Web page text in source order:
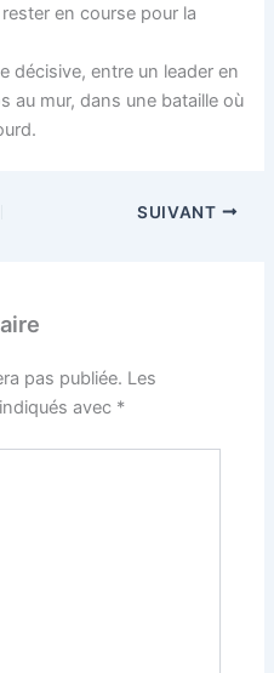
en course pour la
décisive, entre un leader en
au mur, dans une bataille où
SUIVANT
pas publiée. Les
avec *